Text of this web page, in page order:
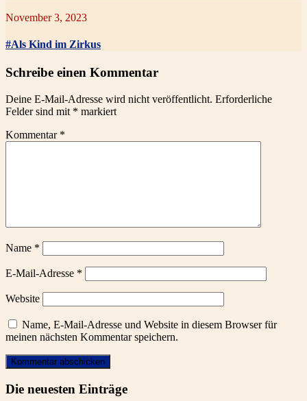
November 3, 2023
#Als Kind im Zirkus
Schreibe einen Kommentar
Deine E-Mail-Adresse wird nicht veröffentlicht. Erforderliche
Felder sind mit * markiert
Kommentar *
Name *
E-Mail-Adresse *
Website
Name, E-Mail-Adresse und Website in diesem Browser für
meinen nächsten Kommentar speichern.
Die neuesten Einträge